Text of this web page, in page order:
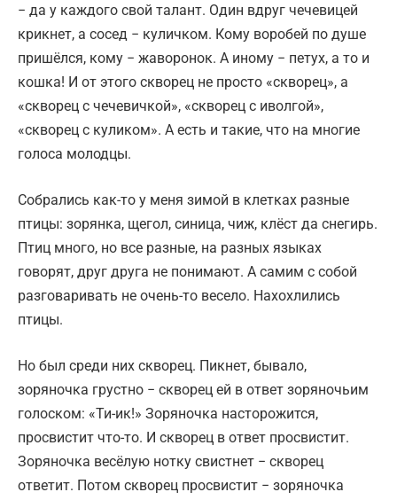
− да у каждого свой талант. Один вдруг чечевицей
крикнет, а сосед − куличком. Кому воробей по душе
пришёлся, кому − жаворонок. А иному − петух, а то и
кошка! И от этого скворец не просто «скворец», а
«скворец с чечевичкой», «скворец с иволгой»,
«скворец с куликом». А есть и такие, что на многие
голоса молодцы.
Собрались как-то у меня зимой в клетках разные
птицы: зорянка, щегол, синица, чиж, клёст да снегирь.
Птиц много, но все разные, на разных языках
говорят, друг друга не понимают. А самим с собой
разговаривать не очень-то весело. Нахохлились
птицы.
Но был среди них скворец. Пикнет, бывало,
зоряночка грустно − скворец ей в ответ зоряночьим
голоском: «Ти-ик!» Зоряночка насторожится,
просвистит что-то. И скворец в ответ просвистит.
Зоряночка весёлую нотку свистнет − скворец
ответит. Потом скворец просвистит − зоряночка